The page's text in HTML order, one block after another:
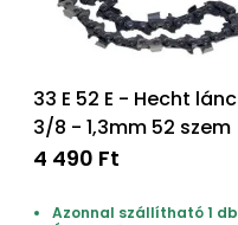
33 E 52 E - Hecht lánc
3/8 - 1,3mm 52 szem
4 490 Ft
Azonnal szállítható 1 db